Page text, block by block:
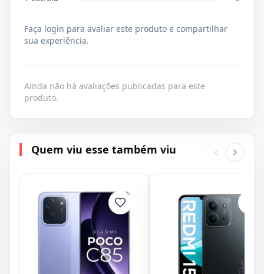
Faça login para avaliar este produto e compartilhar
sua experiência.
Ainda não há avaliações publicadas para este
produto.
Quem viu esse também viu